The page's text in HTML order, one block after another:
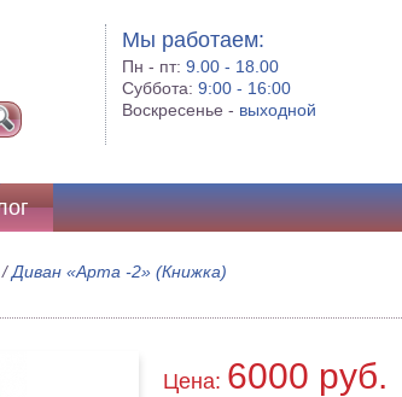
Мы работаем:
Пн - пт:9.00 - 18.00
Суббота:9:00 - 16:00
Воскресенье - выходной
/Диван «Арта -2» (Книжка)
Цена: 6000 руб.